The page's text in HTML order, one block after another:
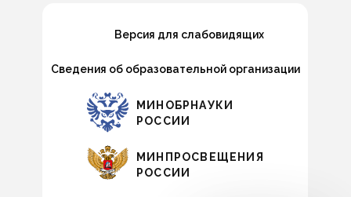
Версия для слабовидящих
Сведения об образовательной организации
МИНПРОСВЕЩЕНИЯ
РОССИИ
МИНОБРНАУКИ
РОССИИ